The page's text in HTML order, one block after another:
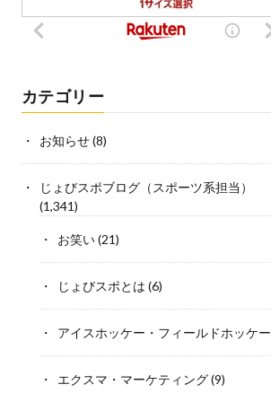
カテゴリー
お知らせ(8)
じょびスポブログ（スポーツ系担当）
(1,341)
お笑い(21)
じょびスポとは (6)
アイスホッケー・フィールドホッケー
エクスマ・マーケティング(9)